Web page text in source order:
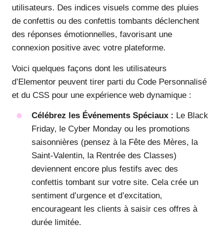
utilisateurs. Des indices visuels comme des pluies
de confettis ou des confettis tombants déclenchent
des réponses émotionnelles, favorisant une
connexion positive avec votre plateforme.
Voici quelques façons dont les utilisateurs
d’Elementor peuvent tirer parti du Code Personnalisé
et du CSS pour une expérience web dynamique :
Célébrez les Événements Spéciaux : Le Black
Friday, le Cyber Monday ou les promotions
saisonnières (pensez à la Fête des Mères, la
Saint-Valentin, la Rentrée des Classes)
deviennent encore plus festifs avec des
confettis tombant sur votre site. Cela crée un
sentiment d’urgence et d’excitation,
encourageant les clients à saisir ces offres à
durée limitée.